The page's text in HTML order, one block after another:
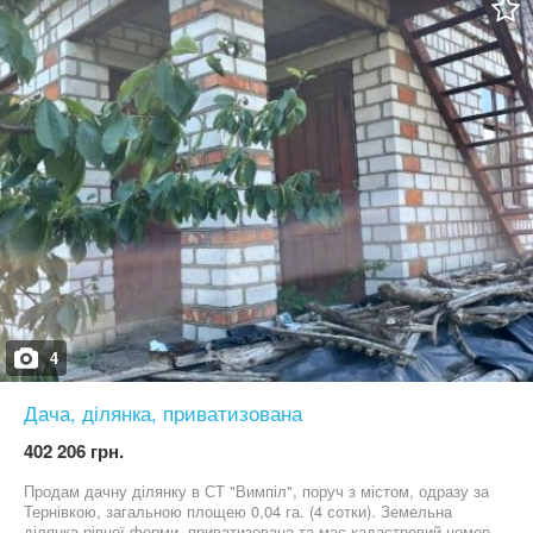
дитячої площадки 500 м до мальовничого ставка з лебедями,
лелеками, дикими качками 1,7 км до межі міста Миколаєва 2 км
до зупинки міських автобусів 1, 62 маршрутів 2,2 км до
скейтплощадки, футбольного поля зі штучним покриттям,
спортплощадки, магазину 2,3 км до найближчої залізничної
станції «Інгул» 2,5 км до річки Інгул (біля Тернівки 2,8 км до
поштомату Нової пошти (Тернівка) 2,8 км до Укрпошти (село
Каравелове) 3 км до будівельних магазинів 3,2 км до пляжу на
річці Інгул (Каравелове) 5 км до центру мікрорайону Тернівка,
школи 16, дитсадка 112, поліклініки, будинку культури,
магазинів, фітнес-центру, банкомату 7 км до автовокзалу Оріон,
супермаркету Mida 8 км до ріки Південний
4
Дача, ділянка, приватизована
402 206 грн.
Продам дачну ділянку в СТ "Вимпіл", поруч з містом, одразу за
Тернівкою, загальною площею 0,04 га. (4 сотки). Земельна